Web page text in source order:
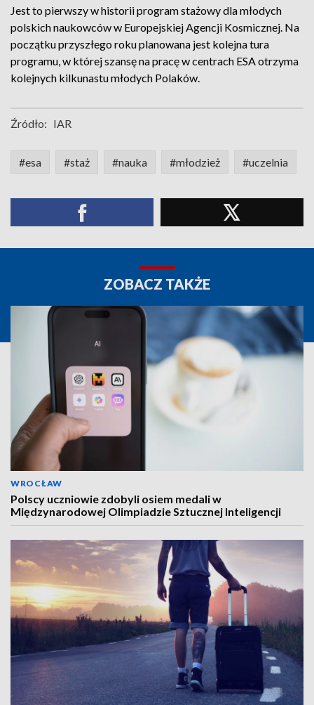
Jest to pierwszy w historii program stażowy dla młodych
polskich naukowców w Europejskiej Agencji Kosmicznej. Na
początku przyszłego roku planowana jest kolejna tura
programu, w której szansę na pracę w centrach ESA otrzyma
kolejnych kilkunastu młodych Polaków.
Źródło: IAR
#esa #staż #nauka #młodzież #uczelnia
ZOBACZ TAKŻE
WROCŁAW
Polscy uczniowie zdobyli osiem medali w
Międzynarodowej Olimpiadzie Sztucznej Inteligencji